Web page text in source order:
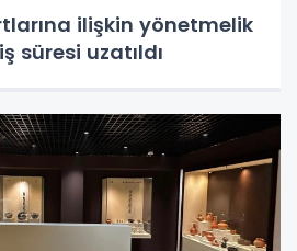
ilişkin yönetmelik
süresi uzatıldı